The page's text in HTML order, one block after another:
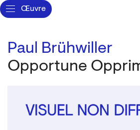
Œuvre
Paul Brühwiller
Opportune